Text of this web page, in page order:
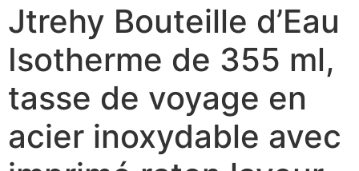
Jtrehy Bouteille d’Eau
Isotherme de 355 ml,
tasse de voyage en
acier inoxydable avec